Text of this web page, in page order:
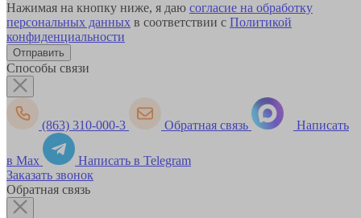
Нажимая на кнопку ниже, я даю согласие на обработку
персональных данных в соответствии с Политикой
конфиденциальности
Способы связи
(863) 310-000-3 Обратная связь Написать
в Max
Написать в Telegram
Заказать звонок
Обратная связь